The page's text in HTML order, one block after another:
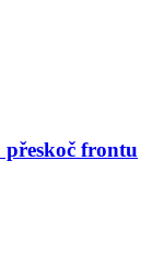
frontu